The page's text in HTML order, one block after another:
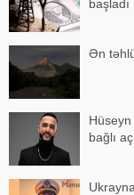
başladı
Ən
bağlı